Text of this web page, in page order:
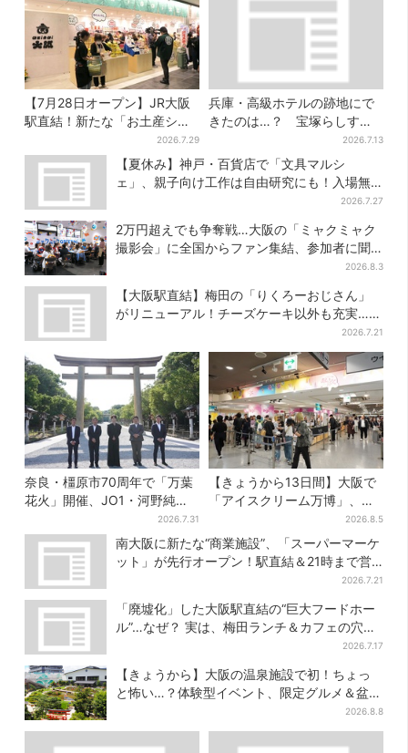
【7月28日オープン】JR大阪
駅直結！新たな「お土産ショ
ップ」、銘菓バラ売りで地元
民の“おやつ調達”にも
2026.7.29
兵庫・高級ホテルの跡地にで
きたのは…？ 宝塚らしすぎ
る“豪華スーパー”を調査2026.7.13
【夏休み】神戸・百貨店で「文具マルシ
ェ」、親子向け工作は自由研究にも！入場無
2026.7.27
2万円超えでも争奪戦…大阪の「ミャクミャク
撮影会」に全国からファン集結、参加者に聞
2026.8.3
【大阪駅直結】梅田の「りくろーおじさん」
がリニューアル！チーズケーキ以外も充実…並
2026.7.21
奈良・橿原市70周年で「万葉
花火」開催、JO1・河野純喜
がアンバサダーに…グループ
楽曲ともシンクロ
2026.7.31
【きょうから13日間】大阪で
「アイスクリーム万博」、全
国34ブランド・100種超…初
登場の「チョコソフト」に行
列
2026.8.5
南大阪に新たな“商業施設”、「スーパーマーケ
ット」が先行オープン！駅直結＆21時まで営
2026.7.21
「廃墟化」した大阪駅直結の“巨大フードホー
ル”…なぜ？ 実は、梅田ランチ＆カフェの穴場
2026.7.17
【きょうから】大阪の温泉施設で初！ちょっ
と怖い…？体験型イベント、限定グルメ＆盆踊
2026.8.8